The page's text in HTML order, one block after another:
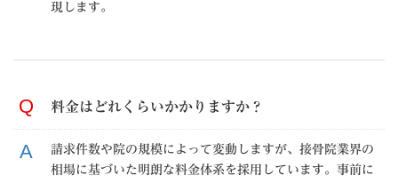
現します。
料金はどれくらいかかりますか？
請求件数や院の規模によって変動しますが、接骨院業界の
相場に基づいた明朗な料金体系を採用しています。事前に